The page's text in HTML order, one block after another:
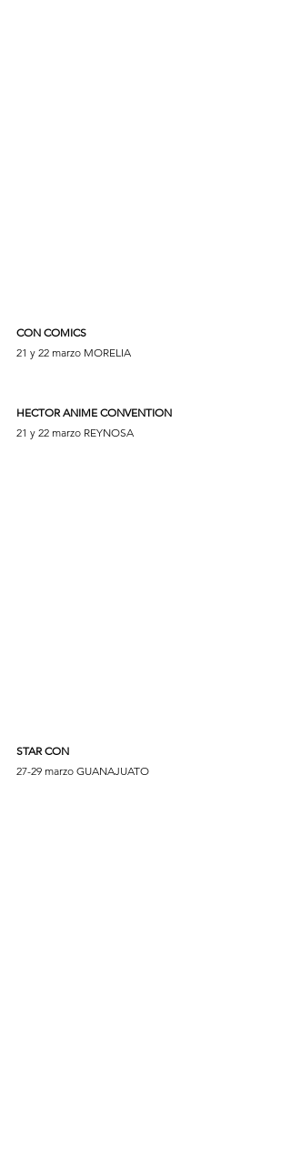
CON COMICS
21 y 22 marzo MORELIA
HECTOR ANIME CONVENTION
21 y 22 marzo REYNOSA
STAR CON
27-29 marzo GUANAJUATO